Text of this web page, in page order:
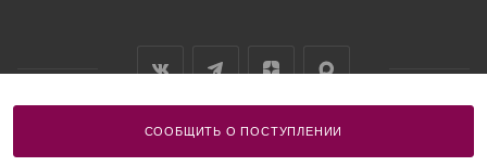
СООБЩИТЬ О ПОСТУПЛЕНИИ